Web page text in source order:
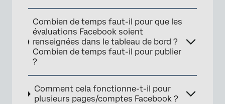
×
Combien de temps faut-il pour que les
évaluations Facebook soient
renseignées dans le tableau de bord ?
Combien de temps faut-il pour publier
?
Comment cela fonctionne-t-il pour
plusieurs pages/comptes Facebook ?